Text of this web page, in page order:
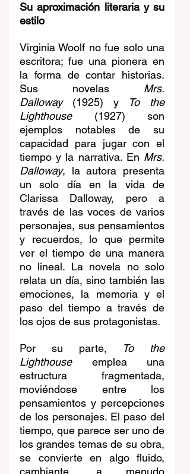
Su aproximación literaria y su
estilo
Virginia Woolf no fue solo una
escritora; fue una pionera en
la forma de contar historias.
Sus novelas Mrs.
Dalloway (1925) y
To the
Lighthouse (1927) son
ejemplos notables de su
capacidad para jugar con el
tiempo y la narrativa. En Mrs.
Dalloway, la autora presenta
un solo día en la vida de
Clarissa Dalloway, pero a
través de las voces de varios
personajes, sus pensamientos
y recuerdos, lo que permite
ver el tiempo de una manera
no lineal. La novela no solo
relata un día, sino también las
emociones, la memoria y el
paso del tiempo a través de
los ojos de sus protagonistas.
Por su parte,
To the
Lighthouse emplea una
estructura fragmentada,
moviéndose entre los
pensamientos y percepciones
de los personajes. El paso del
tiempo, que parece ser uno de
los grandes temas de su obra,
se convierte en algo fluido,
cambiante, a menudo